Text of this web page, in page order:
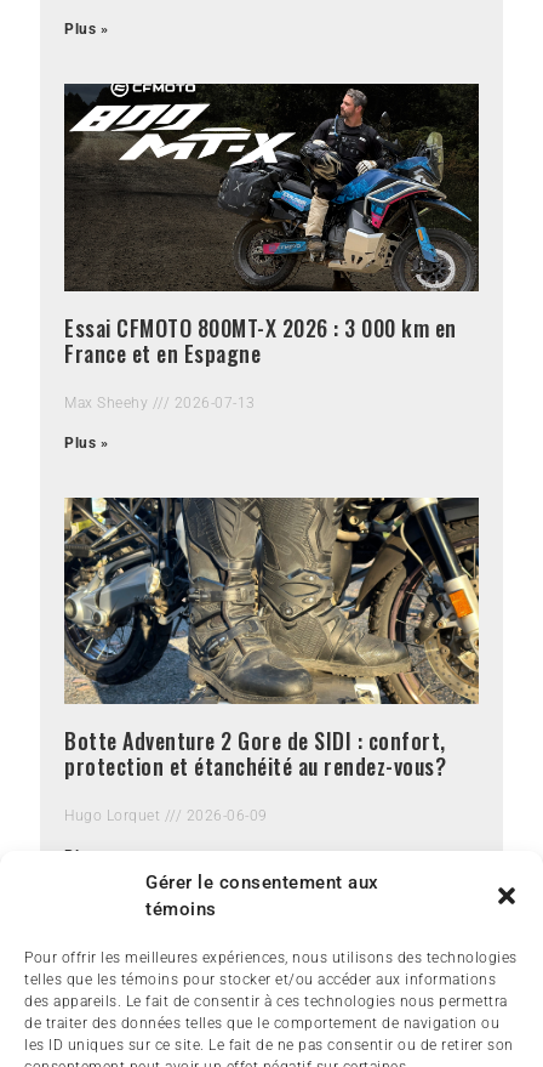
Gérer le consentement aux
témoins
Pour offrir les meilleures expériences, nous utilisons des technologies
telles que les témoins pour stocker et/ou accéder aux informations
des appareils. Le fait de consentir à ces technologies nous permettra
de traiter des données telles que le comportement de navigation ou
les ID uniques sur ce site. Le fait de ne pas consentir ou de retirer son
Plus »
Essai CFMOTO 800MT-X 2026 : 3 000 km en
France et en Espagne
Max Sheehy 2026-07-13
Plus »
Botte Adventure 2 Gore de SIDI : confort,
protection et étanchéité au rendez-vous?
Hugo Lorquet 2026-06-09
Plus »